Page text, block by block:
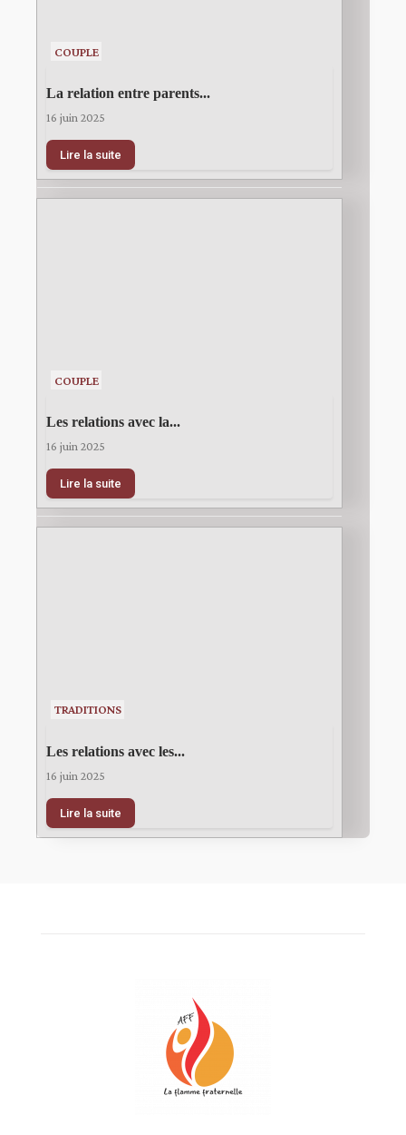
COUPLE
La relation entre parents...
16 juin 2025
Lire la suite
COUPLE
Les relations avec la...
16 juin 2025
Lire la suite
TRADITIONS
Les relations avec les...
16 juin 2025
Lire la suite